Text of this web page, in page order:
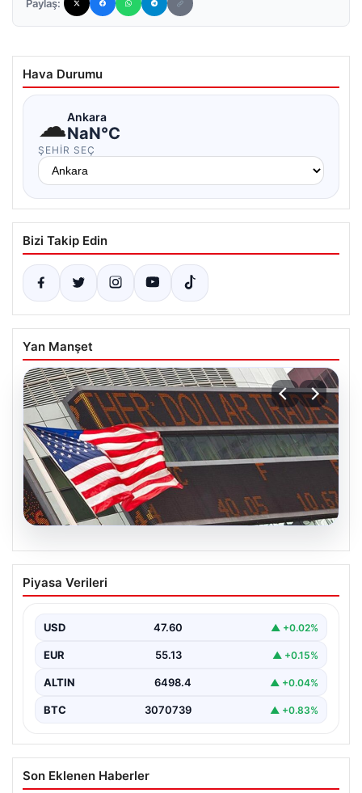
Paylaş:
Hava Durumu
☁Ankara
NaN°C
ŞEHIR SEÇ
Bizi Takip Edin
Yan Manşet
04.08.2026
FED faiz kararı ne zaman açıklanacak?
Nisan ayı faiz beklentisi belli oldu
Piyasa Verileri
USD 47.60 ▲ +0.02%
EUR 55.13 ▲ +0.15%
ALTIN 6498.4 ▲ +0.04%
BTC 3070739 ▲ +0.83%
Son Eklenen Haberler